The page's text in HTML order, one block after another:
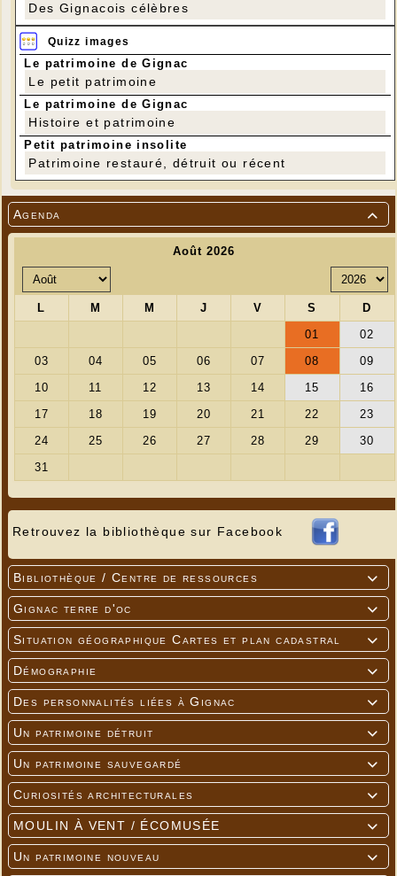

Agenda
Retrouvez la bibliothèque sur Facebook

Bibliothèque / Centre de ressources

Gignac terre d'oc

Situation géographique Cartes et plan cadastral

Démographie

Des personnalités liées à Gignac

Un patrimoine détruit

Un patrimoine sauvegardé

Curiosités architecturales

MOULIN À VENT / ÉCOMUSÉE

Un patrimoine nouveau
Le site de Font Trouvé Puy Pialat est une pelouse
calcaire écorchée d’environ 5 ha sur laquelle se
trouve une biodiversité exceptionnelle. La commune
de Nespouls est propriétaire de la majeure partie.
Des Gignacois célèbres
Quizz images
Le patrimoine de Gignac
Le petit patrimoine
Le patrimoine de Gignac
Histoire et patrimoine
Petit patrimoine insolite
Patrimoine restauré, détruit ou récent